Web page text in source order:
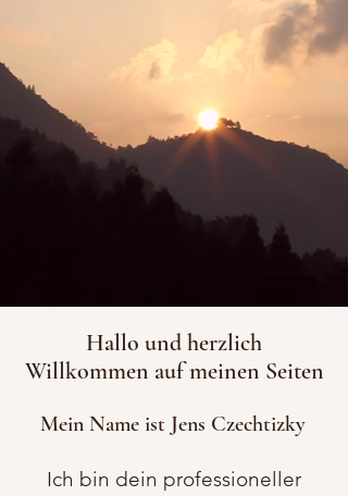
Hallo und herzlich
Willkommen auf meinen Seiten
Mein Name ist Jens Czechtizky
Ich bin dein professioneller